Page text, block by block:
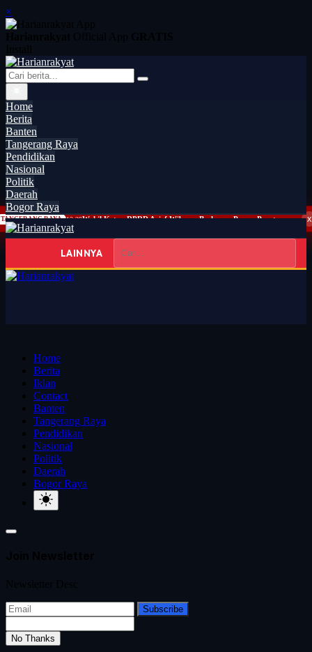
×
Home
Berita
Banten
Tangerang Raya
Pendidikan
Nasional
Politik
Daerah
Bogor Raya
LAINNYA
Home
Berita
Iklan
Contact
Banten
Tangerang Raya
Pendidikan
Nasional
Politik
Daerah
Bogor Raya
Subscribe
No Thanks
x
TANGERANG RAYA 12:29 Wakil Ketua DPRD Arief Wibowo Berharap Proses Penetapan Pengganti Alm Rusdi Segera Tuntas